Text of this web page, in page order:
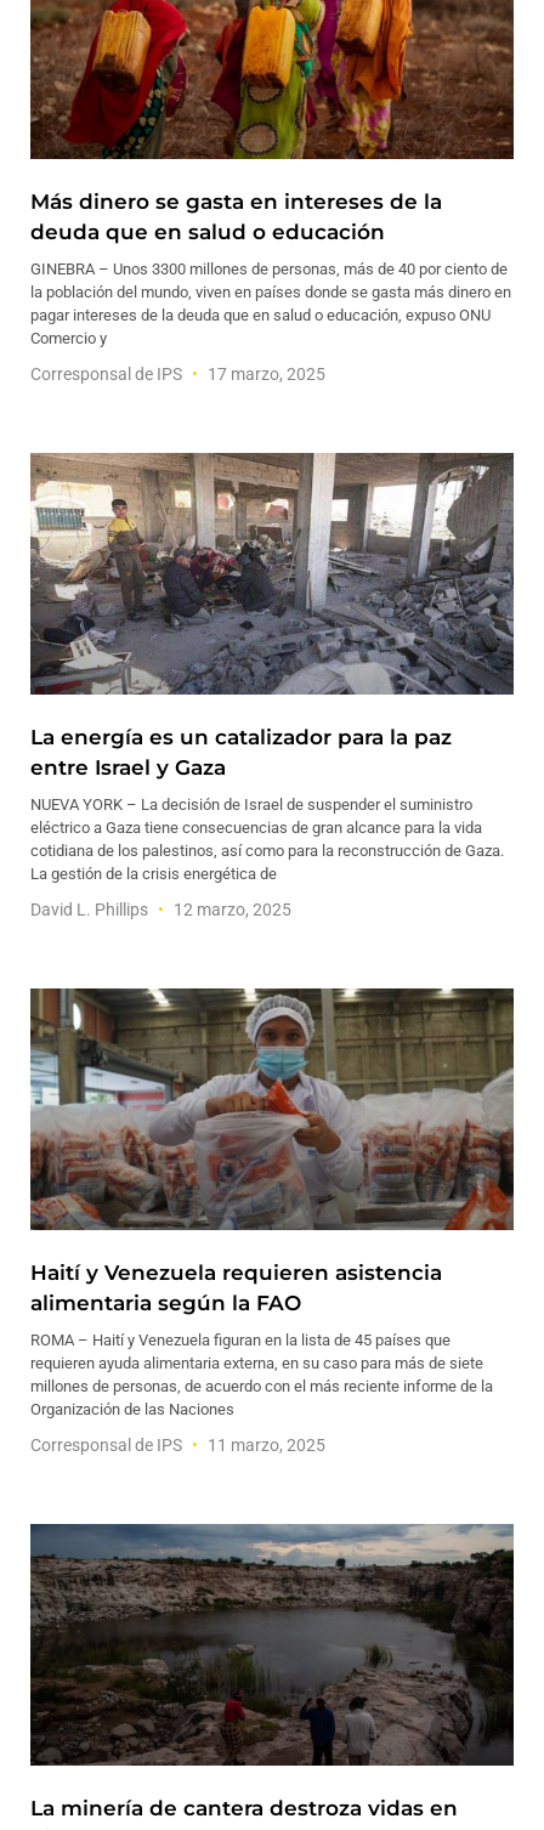
Más dinero se gasta en intereses de la
deuda que en salud o educación
GINEBRA – Unos 3300 millones de personas, más de 40 por ciento de
la población del mundo, viven en países donde se gasta más dinero en
pagar intereses de la deuda que en salud o educación, expuso ONU
Comercio y
Corresponsal de IPS 17 marzo, 2025
La energía es un catalizador para la paz
entre Israel y Gaza
NUEVA YORK – La decisión de Israel de suspender el suministro
eléctrico a Gaza tiene consecuencias de gran alcance para la vida
cotidiana de los palestinos, así como para la reconstrucción de Gaza.
La gestión de la crisis energética de
David L. Phillips 12 marzo, 2025
Haití y Venezuela requieren asistencia
alimentaria según la FAO
ROMA – Haití y Venezuela figuran en la lista de 45 países que
requieren ayuda alimentaria externa, en su caso para más de siete
millones de personas, de acuerdo con el más reciente informe de la
Organización de las Naciones
Corresponsal de IPS 11 marzo, 2025
La minería de cantera destroza vidas en